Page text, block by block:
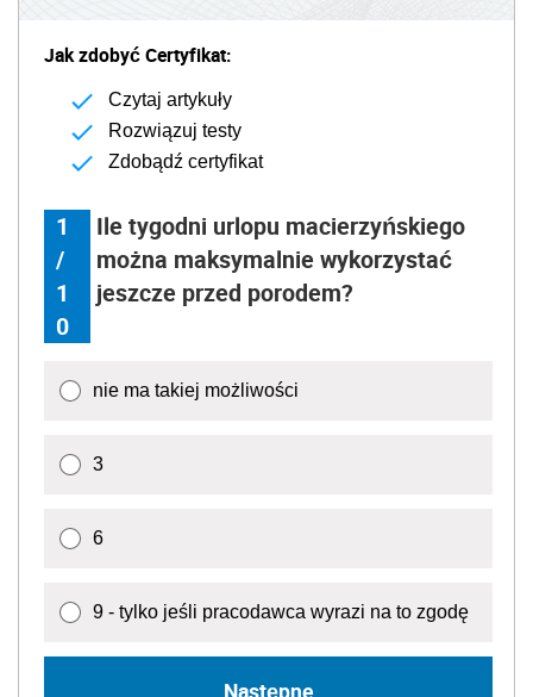
Jak zdobyć Certyfikat:
Czytaj artykuły
Rozwiązuj testy
Zdobądź certyfikat
1
/
1
0
Ile tygodni urlopu macierzyńskiego
można maksymalnie wykorzystać
jeszcze przed porodem?
nie ma takiej możliwości
3
6
9 - tylko jeśli pracodawca wyrazi na to zgodę
Następne